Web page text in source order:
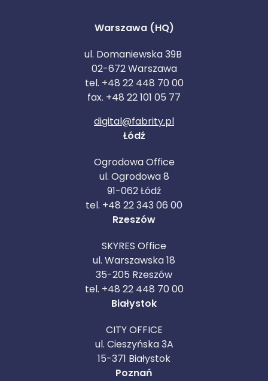
Warszawa (HQ)
ul. Domaniewska 39B
02-672 Warszawa
tel. +48 22 448 70 00
fax. +48 22 101 05 77
digital@fabrity.pl
Łódź
Ogrodowa Office
ul. Ogrodowa 8
91-062 Łódź
tel. +48 22 343 06 00
Rzeszów
SKYRES Office
ul. Warszawska 18
35-205 Rzeszów
tel. +48 22 448 70 00
Białystok
CITY OFFICE
ul. Cieszyńska 3A
15-371 Białystok
Poznań